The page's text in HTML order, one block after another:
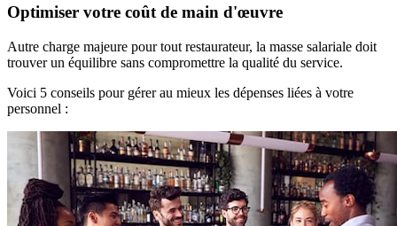
Optimiser votre coût de main d'œuvre
Autre charge majeure pour tout restaurateur, la masse salariale doit
trouver un équilibre sans compromettre la qualité du service.
Voici 5 conseils pour gérer au mieux les dépenses liées à votre
personnel :